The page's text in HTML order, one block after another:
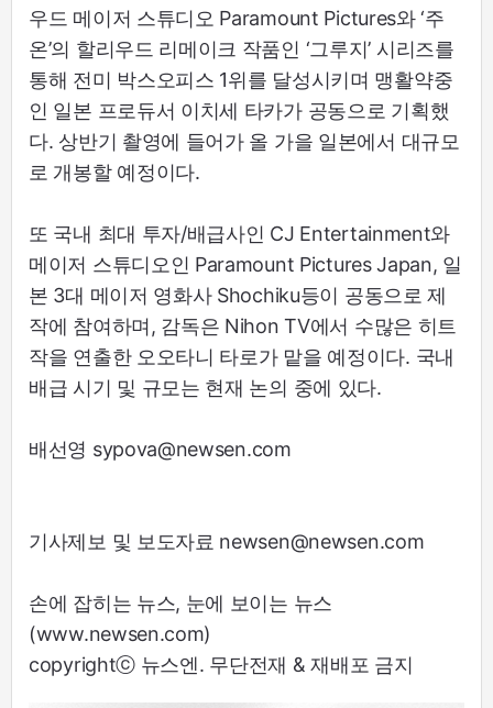
우드 메이저 스튜디오 Paramount Pictures와 ‘주
온’의 할리우드 리메이크 작품인 ‘그루지’ 시리즈를
통해 전미 박스오피스 1위를 달성시키며 맹활약중
인 일본 프로듀서 이치세 타카가 공동으로 기획했
다. 상반기 촬영에 들어가 올 가을 일본에서 대규모
로 개봉할 예정이다.
또 국내 최대 투자/배급사인 CJ Entertainment와
메이저 스튜디오인 Paramount Pictures Japan, 일
본 3대 메이저 영화사 Shochiku등이 공동으로 제
작에 참여하며, 감독은 Nihon TV에서 수많은 히트
작을 연출한 오오타니 타로가 맡을 예정이다. 국내
배급 시기 및 규모는 현재 논의 중에 있다.
배선영 sypova@newsen.com
기사제보 및 보도자료 newsen@newsen.com
손에 잡히는 뉴스, 눈에 보이는 뉴스
(www.newsen.com)
copyrightⓒ 뉴스엔. 무단전재 & 재배포 금지